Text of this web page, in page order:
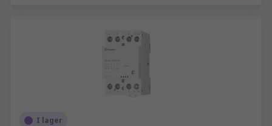
I lager